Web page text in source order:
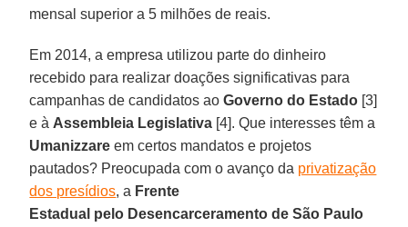
mensal superior a 5 milhões de reais.
Em 2014, a empresa utilizou parte do dinheiro
recebido para realizar doações significativas para
campanhas de candidatos aoGoverno do Estado [3]
e à Assembleia Legislativa [4]. Que interesses têm a
Umanizzare em certos mandatos e projetos
pautados? Preocupada com o avanço da privatização
dos presídios, a Frente
Estadual pelo Desencarceramento de São Paulo